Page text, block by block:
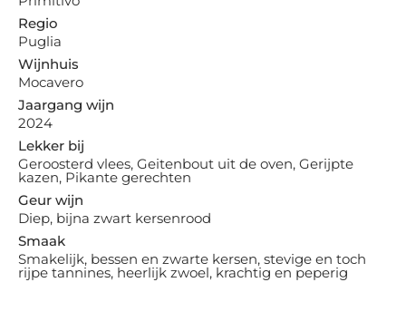
Regio
Puglia
Wijnhuis
Mocavero
Jaargang wijn
2024
Lekker bij
Geroosterd vlees, Geitenbout uit de oven, Gerijpte
kazen, Pikante gerechten
Geur wijn
Diep, bijna zwart kersenrood
Smaak
Smakelijk, bessen en zwarte kersen, stevige en toch
rijpe tannines, heerlijk zwoel, krachtig en peperig